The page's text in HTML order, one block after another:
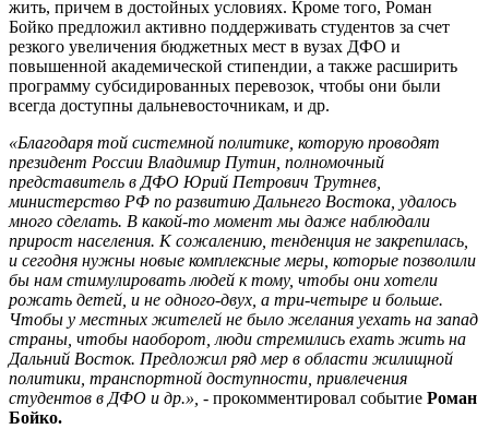
жить, причем в достойных условиях. Кроме того, Роман
Бойко предложил активно поддерживать студентов за счет
резкого увеличения бюджетных мест в вузах ДФО и
повышенной академической стипендии, а также расширить
программу субсидированных перевозок, чтобы они были
всегда доступны дальневосточникам, и др.
«Благодаря той системной политике, которую проводят
президент России Владимир Путин, полномочный
представитель в ДФО Юрий Петрович Трутнев,
министерство РФ по развитию Дальнего Востока, удалось
много сделать. В какой-то момент мы даже наблюдали
прирост населения. К сожалению, тенденция не закрепилась,
и сегодня нужны новые комплексные меры, которые позволили
бы нам стимулировать людей к тому, чтобы они хотели
рожать детей, и не одного-двух, а три-четыре и больше.
Чтобы у местных жителей не было желания уехать на запад
страны, чтобы наоборот, люди стремились ехать жить на
Дальний Восток. Предложил ряд мер в области жилищной
политики, транспортной доступности, привлечения
студентов в ДФО и др.», - прокомментировал событие Роман
Бойко.